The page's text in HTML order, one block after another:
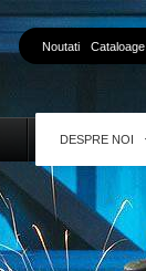
Noutati Cataloage
DESPRE NOI